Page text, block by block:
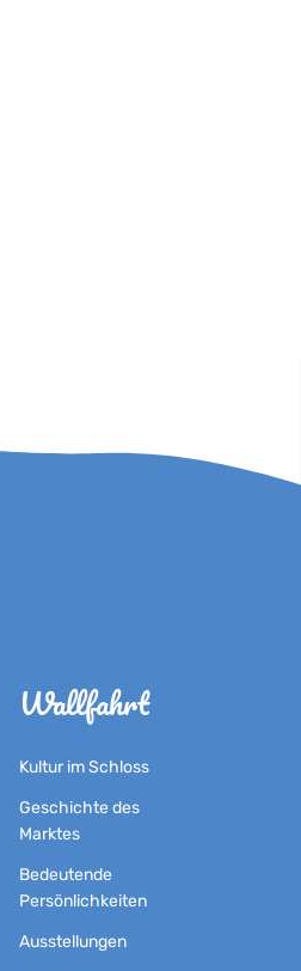
Wallfahrt
Kultur im Schloss
Geschichte des
Marktes
Bedeutende
Persönlichkeiten
Ausstellungen